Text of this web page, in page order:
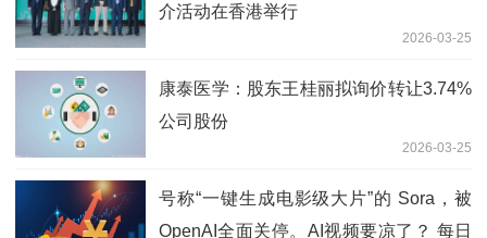
介活动在香港举行
2026-03-25
康泰医学：股东王桂丽拟询价转让3.74%
公司股份
2026-03-25
号称“一键生成电影级大片”的 Sora，被
OpenAI全面关停。AI视频要凉了？ 每日